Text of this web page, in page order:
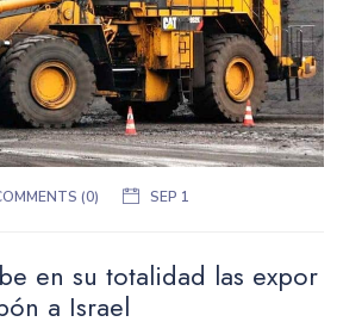
(0) SEP 1
en su totalidad las expor
a Israel